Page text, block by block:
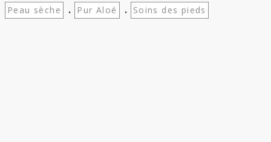
Peau sèche . Pur Aloé . Soins des pieds